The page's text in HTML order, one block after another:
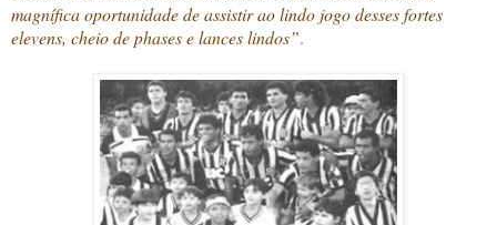
magnífica oportunidade de assistir ao lindo jogo desses fortes
elevens, cheio de phases e lances lindos”.